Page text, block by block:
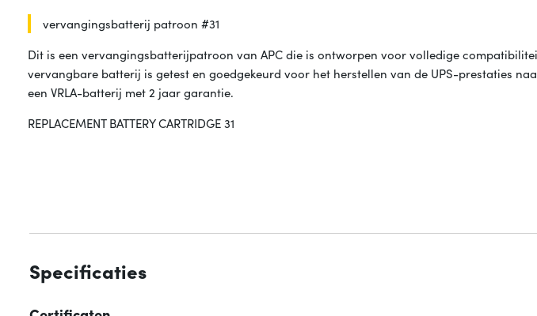
vervangingsbatterij patroon #31
Dit is een vervangingsbatterijpatroon van APC die is ontworpen voor volledige compatibiliteit
vervangbare batterij is getest en goedgekeurd voor het herstellen van de UPS-prestaties
een VRLA-batterij met 2 jaar garantie.
REPLACEMENT BATTERY CARTRIDGE 31
Specificaties